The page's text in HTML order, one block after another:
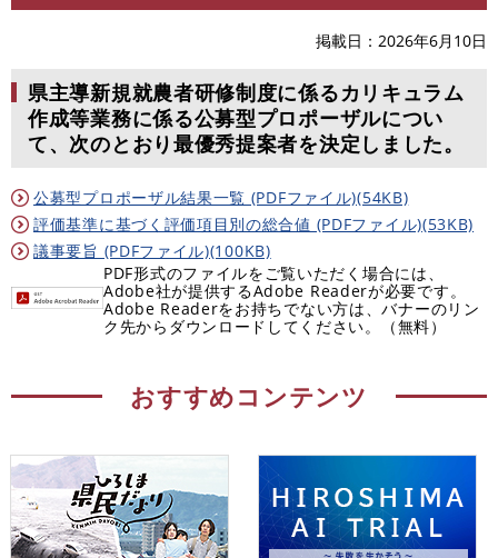
掲載日 2026年6月10日
県主導新規就農者研修制度に係るカリキュラム
作成等業務に係る公募型プロポーザルについ
て、次のとおり最優秀提案者を決定しました。
公募型プロポーザル結果一覧 (PDFファイル)(54KB)
評価基準に基づく評価項目別の総合値 (PDFファイル)(53KB)
議事要旨 (PDFファイル)(100KB)
PDF形式のファイルをご覧いただく場合には、
Adobe社が提供するAdobe Readerが必要です。
Adobe Readerをお持ちでない方は、バナーのリン
ク先からダウンロードしてください。（無料）
おすすめコンテンツ